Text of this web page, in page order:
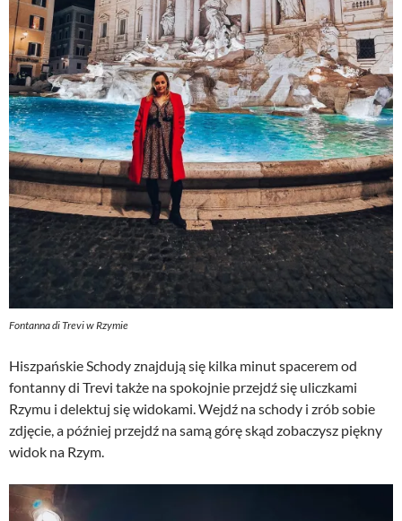
Fontanna di Trevi w Rzymie
Hiszpańskie Schody znajdują się kilka minut spacerem od
fontanny di Trevi także na spokojnie przejdź się uliczkami
Rzymu i delektuj się widokami. Wejdź na schody i zrób sobie
zdjęcie, a później przejdź na samą górę skąd zobaczysz piękny
widok na Rzym.